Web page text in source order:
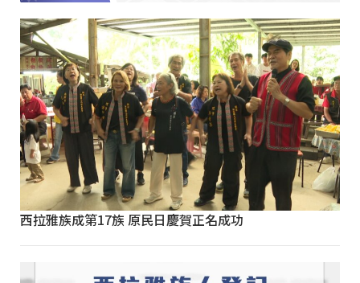
西拉雅族成第17族 原民日慶賀正名成功